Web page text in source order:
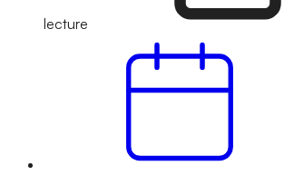
lecture